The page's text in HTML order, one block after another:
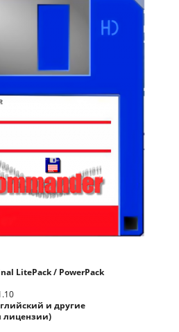
LitePack / PowerPack
и другие
лицензии)